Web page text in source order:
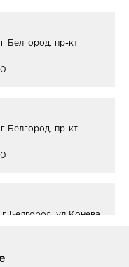
Белгород, пр-кт
Белгород, пр-кт
Белгород, ул Конева,